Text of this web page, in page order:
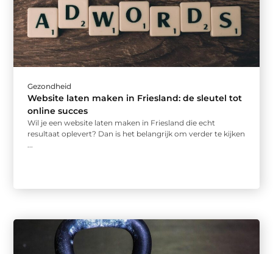
Gezondheid
Website laten maken in Friesland: de sleutel tot
online succes
Wil je een website laten maken in Friesland die echt
resultaat oplevert? Dan is het belangrijk om verder te kijken
...